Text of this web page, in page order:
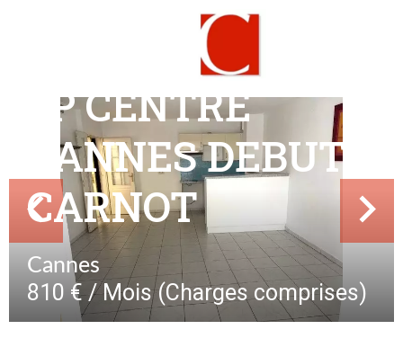
2P CENTRE
CANNES DEBUT
CARNOT
Cannes
810 € / Mois (Charges comprises)